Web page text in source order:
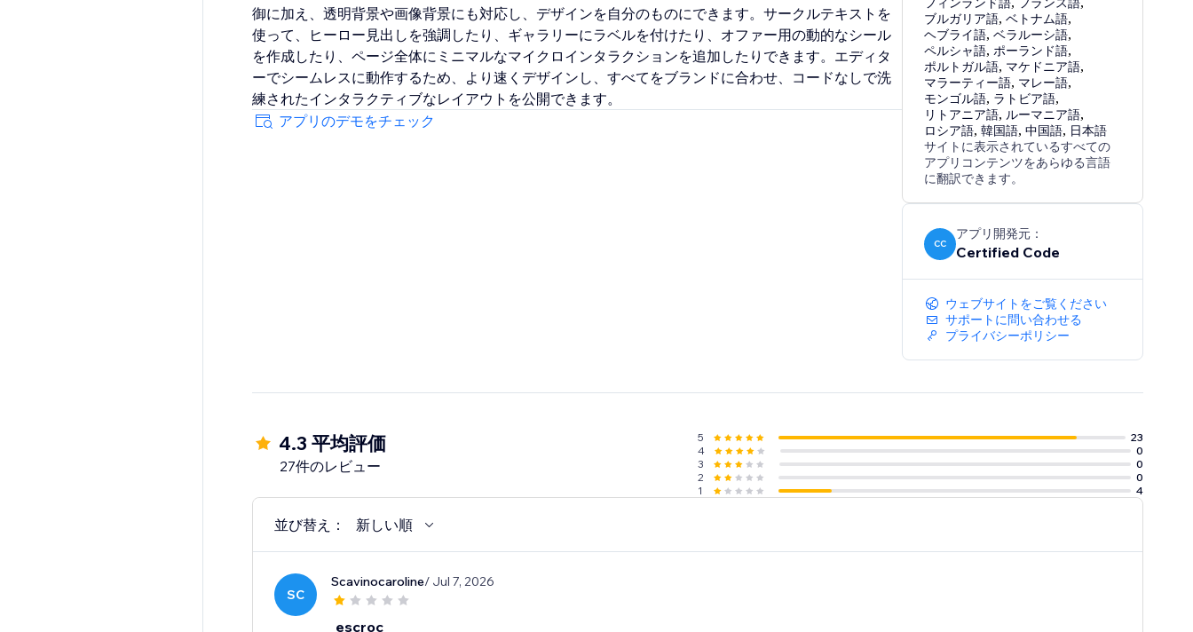
御に加え、透明背景や画像背景にも対応し、デザインを自分のものにできます。サークルテキストを
使って、ヒーロー見出しを強調したり、ギャラリーにラベルを付けたり、オファー用の動的なシール
を作成したり、ページ全体にミニマルなマイクロインタラクションを追加したりできます。エディタ
ーでシームレスに動作するため、より速くデザインし、すべてをブランドに合わせ、コードなしで洗
練されたインタラクティブなレイアウトを公開できます。
アプリのデモをチェック
ブルガリア語,ベトナム語,
ヘブライ語,ベラルーシ語,
ペルシャ語, ポーランド語,
ポルトガル語, マケドニア語,
マラーティー語, マレー語,
モンゴル語, ラトビア語,
リトアニア語, ルーマニア語,
ロシア語,韓国語,中国語, 日本語
サイトに表示されているすべての
アプリコンテンツをあらゆる言語
に翻訳できます。
CC
アプリ開発元：
Certified Code
ウェブサイトをご覧ください
サポートに問い合わせる
プライバシーポリシー
4.3 平均評価
27件のレビュー
5
23
4
0
3
0
2
0
1
4
並び替え： 新しい順
SC
Scavinocaroline/ Jul 7, 2026
escroc